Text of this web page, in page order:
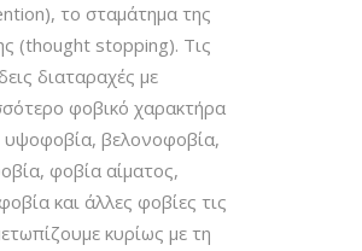
το σταμάτημα της
(thought stopping). Τις
διαταραχές με
φοβικό χαρακτήρα
βελονοφοβία,
φοβία αίματος,
και άλλες φοβίες τις
κυρίως με τη